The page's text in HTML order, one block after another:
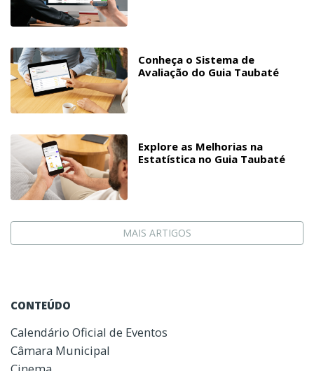
Conheça o Sistema de
Avaliação do Guia Taubaté
Explore as Melhorias na
Estatística no Guia Taubaté
MAIS ARTIGOS
CONTEÚDO
Calendário Oficial de Eventos
Câmara Municipal